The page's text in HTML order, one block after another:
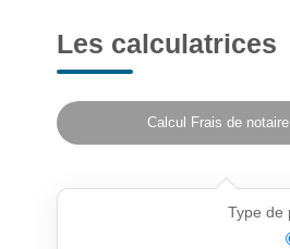
Les calculatrices
Calcul Frais de notaire